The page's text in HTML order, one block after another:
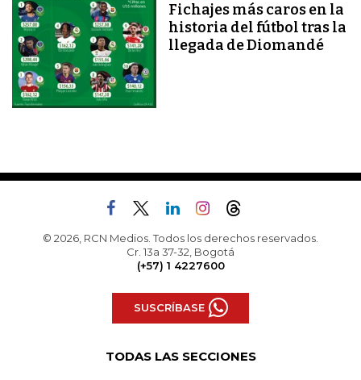
Fichajes más caros en la
historia del fútbol tras la
llegada de Diomandé
© 2026, RCN Medios. Todos los derechos reservados.
Cr. 13a 37-32, Bogotá
(+57) 1 4227600
SUSCRÍBASE
TODAS LAS SECCIONES